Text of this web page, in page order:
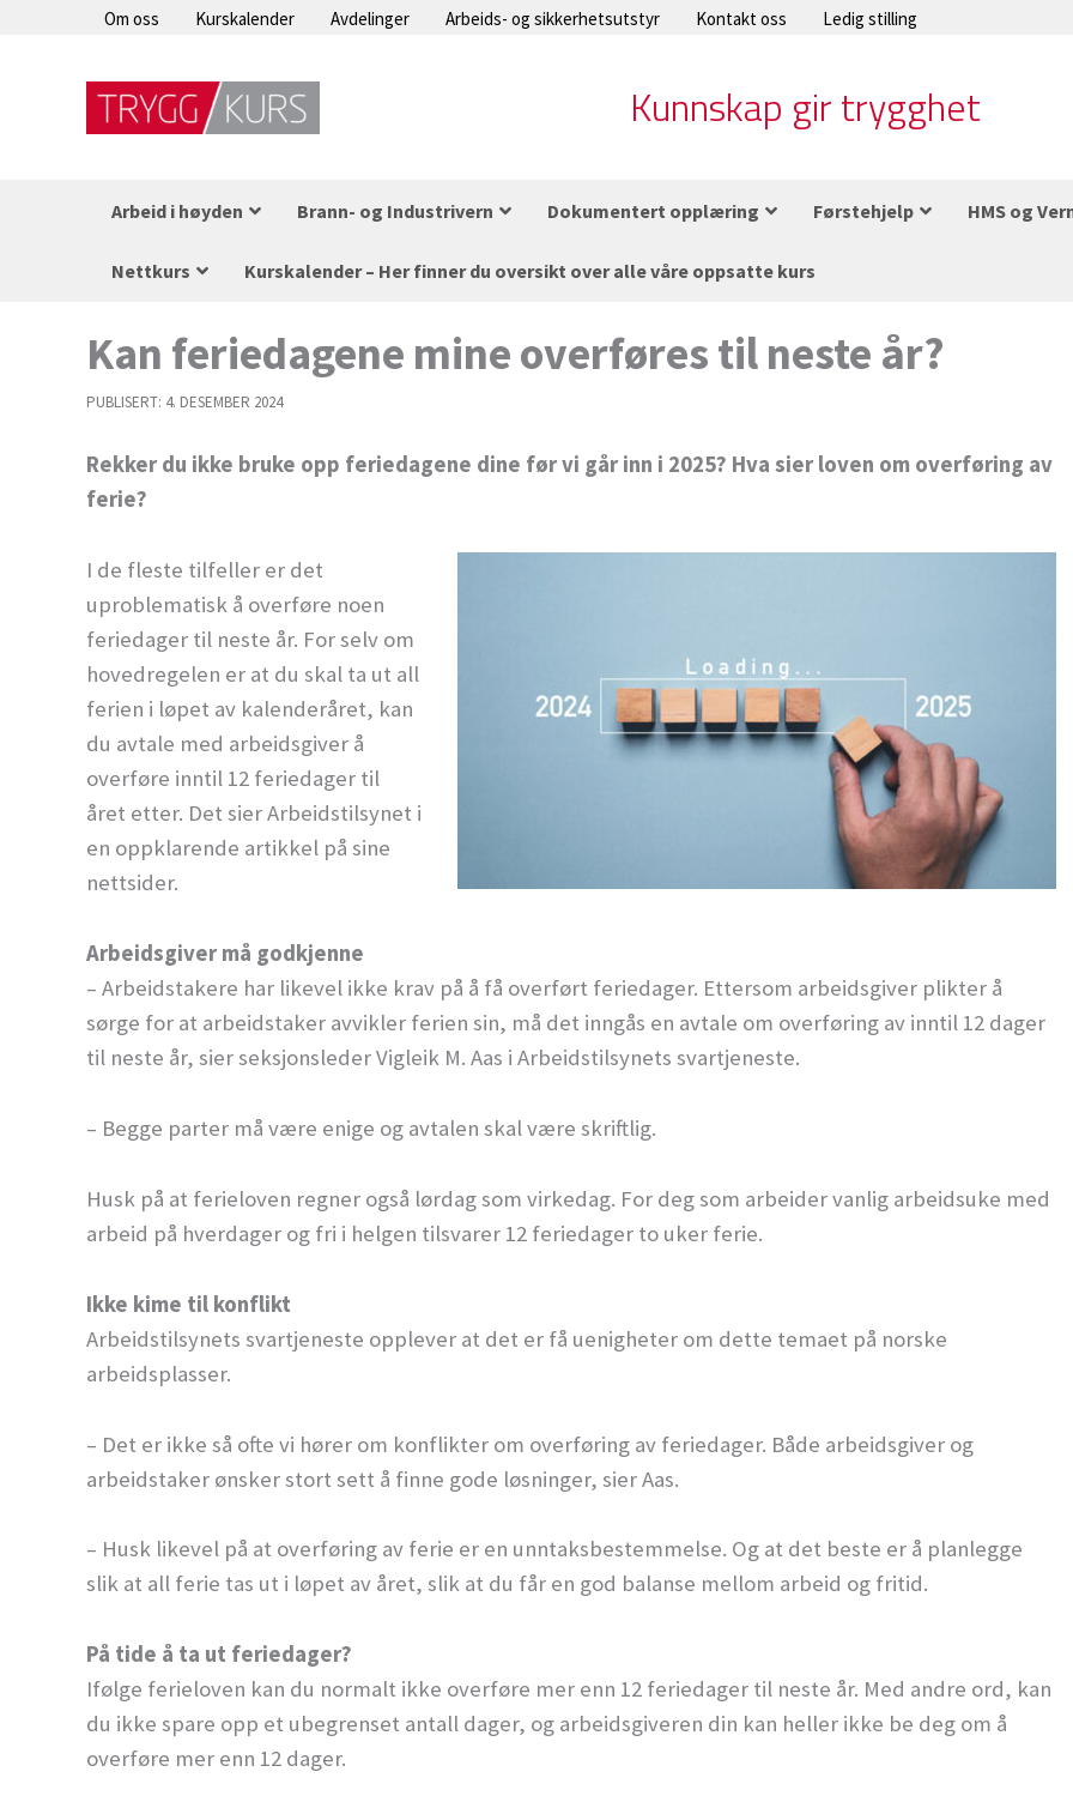
Om oss Kurskalender Avdelinger Arbeids- og sikkerhetsutstyr Kontakt oss Ledig stilling
Kunnskap gir trygghet
Arbeid i høyden Brann- og Industrivern Dokumentert opplæring Førstehjelp HMS og
Nettkurs Kurskalender – Her finner du oversikt over alle våre oppsatte kurs
Kan feriedagene mine overføres til neste år?
PUBLISERT: 4. DESEMBER 2024
Rekker du ikke bruke opp feriedagene dine før vi går inn i 2025? Hva sier loven om overføring av
ferie?
I de fleste tilfeller er det
uproblematisk å overføre noen
feriedager til neste år. For selv om
hovedregelen er at du skal ta ut all
ferien i løpet av kalenderåret, kan
du avtale med arbeidsgiver å
overføre inntil 12 feriedager til
året etter. Det sier Arbeidstilsynet i
en oppklarende artikkel på sine
nettsider.
Arbeidsgiver må godkjenne
– Arbeidstakere har likevel ikke krav på å få overført feriedager. Ettersom arbeidsgiver plikter å
sørge for at arbeidstaker avvikler ferien sin, må det inngås en avtale om overføring av inntil 12 dager
til neste år, sier seksjonsleder Vigleik M. Aas i Arbeidstilsynets svartjeneste.
– Begge parter må være enige og avtalen skal være skriftlig.
Husk på at ferieloven regner også lørdag som virkedag. For deg som arbeider vanlig arbeidsuke med
arbeid på hverdager og fri i helgen tilsvarer 12 feriedager to uker ferie.
Ikke kime til konflikt
Arbeidstilsynets svartjeneste opplever at det er få uenigheter om dette temaet på norske
arbeidsplasser.
– Det er ikke så ofte vi hører om konflikter om overføring av feriedager. Både arbeidsgiver og
arbeidstaker ønsker stort sett å finne gode løsninger, sier Aas.
– Husk likevel på at overføring av ferie er en unntaksbestemmelse. Og at det beste er å planlegge
slik at all ferie tas ut i løpet av året, slik at du får en god balanse mellom arbeid og fritid.
På tide å ta ut feriedager?
Ifølge ferieloven kan du normalt ikke overføre mer enn 12 feriedager til neste år. Med andre ord, kan
du ikke spare opp et ubegrenset antall dager, og arbeidsgiveren din kan heller ikke be deg om å
overføre mer enn 12 dager.